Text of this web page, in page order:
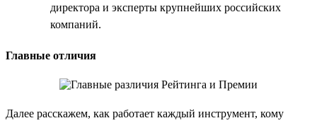
директора и эксперты крупнейших российских
компаний.
Главные отличия
Далее расскажем, как работает каждый инструмент, кому